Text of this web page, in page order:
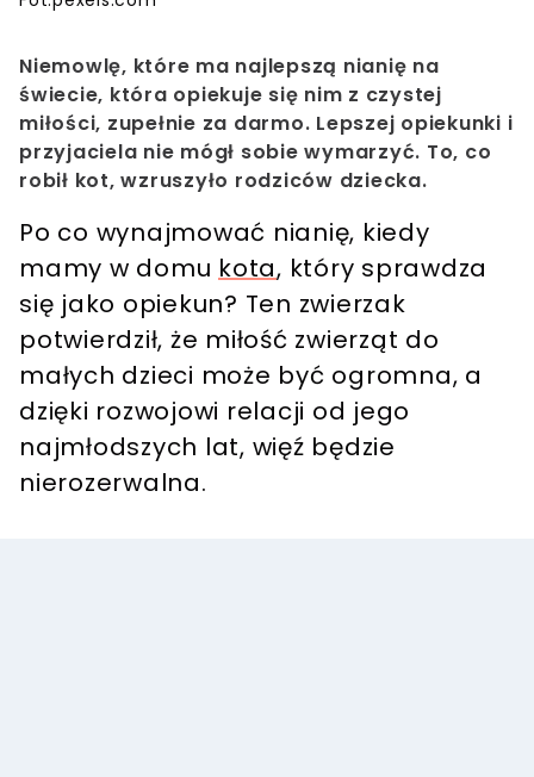
Niemowlę, które ma najlepszą nianię na
świecie, która opiekuje się nim z czystej
miłości, zupełnie za darmo. Lepszej opiekunki i
przyjaciela nie mógł sobie wymarzyć. To, co
robił kot, wzruszyło rodziców dziecka.
Po co wynajmować nianię, kiedy
mamy w domu kota, który sprawdza
się jako opiekun? Ten zwierzak
potwierdził, że miłość zwierząt do
małych dzieci może być ogromna, a
dzięki rozwojowi relacji od jego
najmłodszych lat, więź będzie
nierozerwalna.